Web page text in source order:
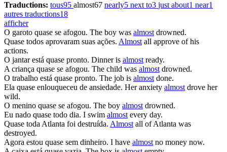
Traductions: tous95 almost67 nearly5 next to3 just about1 near1
autres traductions18
afficher
O garoto quase se afogou. The boy was almostdrowned.
Quase todos aprovaram suas ações. Almostall approve of his
actions.
O jantar está quase pronto. Dinner is almostready.
A criança quase se afogou. The child was almostdrowned.
O trabalho está quase pronto. The job is almostdone.
Ela quase enlouqueceu de ansiedade. Her anxiety almostdrove her
wild.
O menino quase se afogou. The boy almostdrowned.
Eu nado quase todo dia. I swim almostevery day.
Quase toda Atlanta foi destruída. Almostall of Atlanta was
destroyed.
Agora estou quase sem dinheiro. I have almostno money now.